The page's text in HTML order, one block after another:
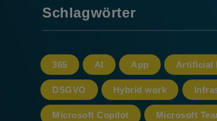
Schlagwörter
365 AI App Artificial
DSGVO Hybrid work
Microsoft Copilot Microsoft